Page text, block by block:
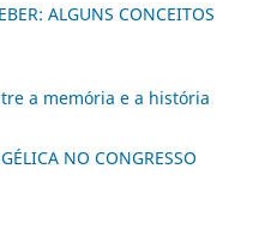
ALGUNS CONCEITOS
a memória e a história
NO CONGRESSO